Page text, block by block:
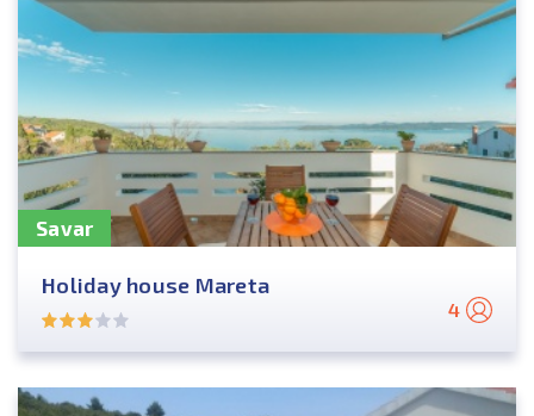
Savar
Holiday house Mareta
4